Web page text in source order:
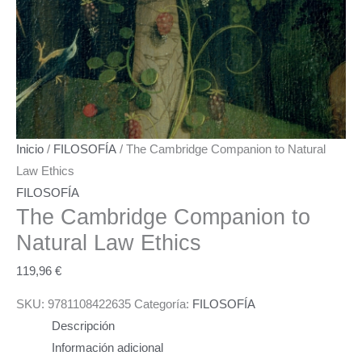
Inicio / FILOSOFÍA / The Cambridge Companion to Natural
Law Ethics
FILOSOFÍA
The Cambridge Companion to
Natural Law Ethics
119,96 €
SKU: 9781108422635 Categoría: FILOSOFÍA
Descripción
Información adicional